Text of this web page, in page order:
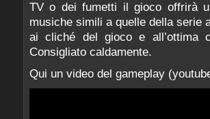
TV o dei fumetti il gioco offrirà
musiche simili a quelle della serie
ai cliché del gioco e all’ottima
Consigliato caldamente.
Qui un video del gameplay